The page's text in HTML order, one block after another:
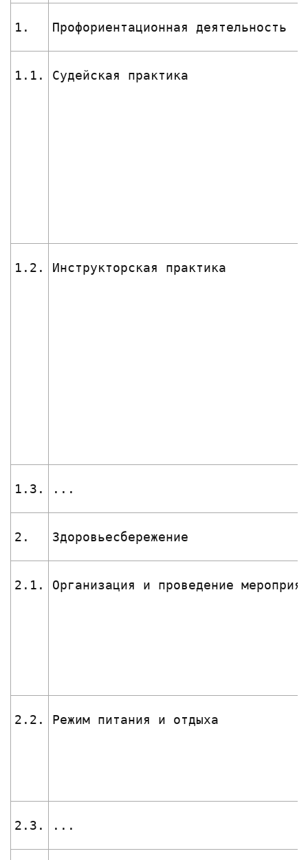
1. Профориентационная деятельность
1.1. Судейская практика
1.2. Инструкторская практика
1.3. ...
2. Здоровьесбережение
2.1. Организация и проведение
2.2. Режим питания и отдыха
2.3. ...